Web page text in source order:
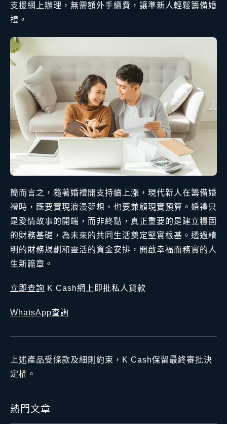
支援網上辦理，無需額外手續費，讓準新人輕鬆籌備婚
禮。
簡而言之，隨著婚禮開支持續上漲，現代新人在籌備婚
禮時，既要實現浪漫夢想，也要兼顧現實預算。婚禮只
是愛情故事的開端，而非終點，真正重要的是建立穩固
的財務基礎，為未來的共同生活奠定堅實根基。透過精
明的財務規劃和靈活的資金安排，開啟幸福而務實的人
生新篇章。
立即查詢 K Cash網上即批私人貸款
WhatsApp查詢
上述產品受條款及細則約束，K Cash保留最終審批決
定權。
熱門文章